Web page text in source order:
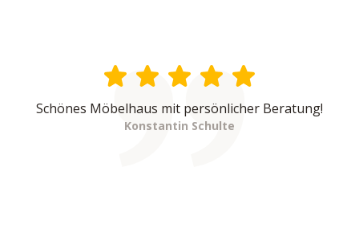
Schönes Möbelhaus mit persönlicher Beratung!
Konstantin Schulte